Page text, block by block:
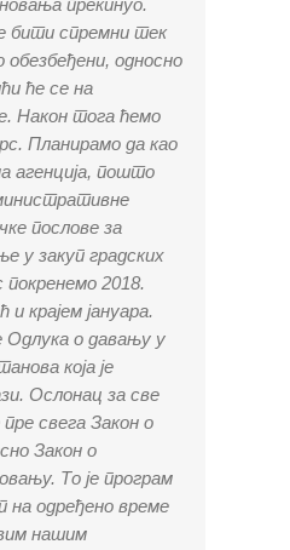
прекинуо.
бити спремни тек
обезбеђени, односно
ће се на
Након тога ћемо
Планирамо да као
агенција, пошто
послове за
у закуп градских
покренемо 2018.
и крајем јануара.
Одлука о давању у
која је
Ослонац за све
пре свега Закон о
Закон о
То је програм
на одређено време
нашим